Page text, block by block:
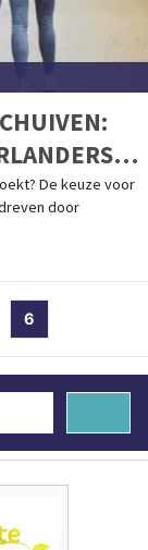
De keuze voor
door
6